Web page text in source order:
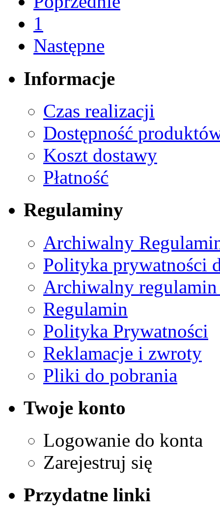
1
Następne
Informacje
Czas realizacji
Dostępność
Koszt dostawy
Płatność
Regulaminy
Archiwalny
Polityka prywatności
Archiwalny
Regulamin
Polityka Prywatności
Reklamacje i zwroty
Pliki do pobrania
Twoje konto
Logowanie do konta
Zarejestruj się
Przydatne linki